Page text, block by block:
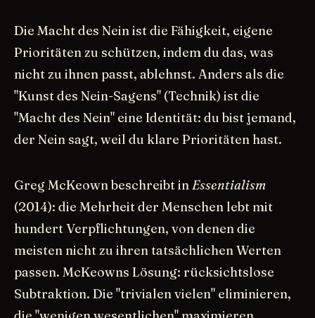
Die Macht des Nein ist die Fähigkeit, eigene
Prioritäten zu schützen, indem du das, was
nicht zu ihnen passt, ablehnst. Anders als die
"Kunst des Nein-Sagens" (Technik) ist die
"Macht des Nein" eine Identität: du bist jemand,
der Nein sagt, weil du klare Prioritäten hast.
Greg McKeown beschreibt inEssentialism
(2014): die Mehrheit der Menschen lebt mit
hundert Verpflichtungen, von denen die
meisten nicht zu ihren tatsächlichen Werten
passen. McKeowns Lösung: rücksichtslose
Subtraktion. Die "trivialen vielen" eliminieren,